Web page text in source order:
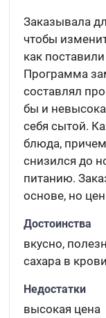
Заказывала
чтобы
как
Программа
составлял
бы и
себя сытой.
блюда,
снизился до
питанию.
основе, но
Достоинства
вкусно,
сахара в крови
Недостатки
высокая цена